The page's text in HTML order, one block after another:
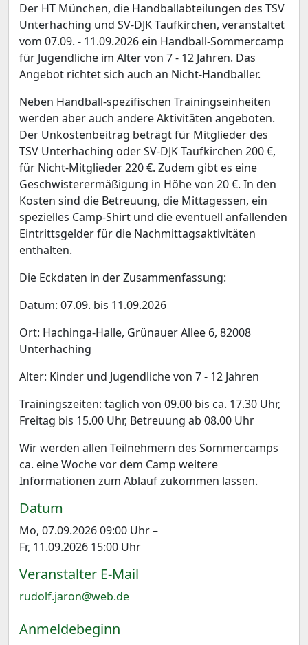
Datum
Mo, 07.09.2026 09:00 Uhr –
Fr, 11.09.2026 15:00 Uhr
Veranstalter E-Mail
rudolf.jaron@web.de
Anmeldebeginn
Der HT München, die Handballabteilungen des TSV
Unterhaching und SV-DJK Taufkirchen, veranstaltet
vom 07.09. - 11.09.2026 ein Handball-Sommercamp
für Jugendliche im Alter von 7 - 12 Jahren. Das
Angebot richtet sich auch an Nicht-Handballer.
Neben Handball-spezifischen Trainingseinheiten
werden aber auch andere Aktivitäten angeboten.
Der Unkostenbeitrag beträgt für Mitglieder des
TSV Unterhaching oder SV-DJK Taufkirchen 200 €,
für Nicht-Mitglieder 220 €. Zudem gibt es eine
Geschwisterermäßigung in Höhe von 20 €. In den
Kosten sind die Betreuung, die Mittagessen, ein
spezielles Camp-Shirt und die eventuell anfallenden
Eintrittsgelder für die Nachmittagsaktivitäten
enthalten.
Die Eckdaten in der Zusammenfassung:
Datum: 07.09. bis 11.09.2026
Ort: Hachinga-Halle, Grünauer Allee 6, 82008
Unterhaching
Alter: Kinder und Jugendliche von 7 - 12 Jahren
Trainingszeiten: täglich von 09.00 bis ca. 17.30 Uhr,
Freitag bis 15.00 Uhr, Betreuung ab 08.00 Uhr
Wir werden allen Teilnehmern des Sommercamps
ca. eine Woche vor dem Camp weitere
Informationen zum Ablauf zukommen lassen.